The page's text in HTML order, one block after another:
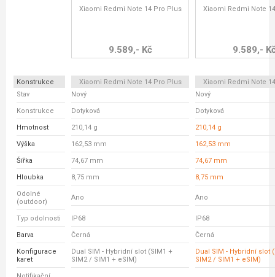
Xiaomi Redmi Note 14 Pro Plus
9.589,- Kč
Xiaomi Redmi Note
9.589,-
Konstrukce Xiaomi Redmi Note 14 Pro Plus
Xiaomi Redmi Note
Stav
Nový Nový
Konstrukce Dotyková Dotyková
Hmotnost 210,14 g 210,14 g
Výška 162,53 mm 162,53 mm
Šířka 74,67 mm 74,67 mm
Hloubka 8,75 mm 8,75 mm
Odolné
(outdoor)
Ano Ano
Typ odolnosti IP68 IP68
Barva Černá Černá
Konfigurace
karet
Dual SIM - Hybridní slot (SIM1 +
SIM2 / SIM1 + eSIM)
Dual SIM - Hybridní slot
SIM2 / SIM1 + eSIM)